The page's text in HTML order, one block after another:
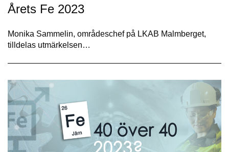
Årets Fe 2023
Monika Sammelin, områdeschef på LKAB Malmberget,
tilldelas utmärkelsen…